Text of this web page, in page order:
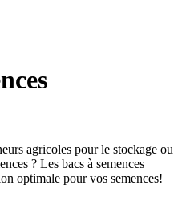
agricoles pour le stockage ou
? Les bacs à semences
optimale pour vos semences!